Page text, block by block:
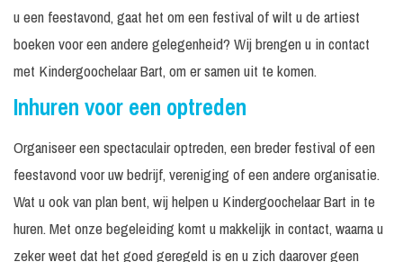
u een feestavond, gaat het om een festival of wilt u de artiest
boeken voor een andere gelegenheid? Wij brengen u in contact
met Kindergoochelaar Bart, om er samen uit te komen.
Inhuren voor een optreden
Organiseer een spectaculair optreden, een breder festival of een
feestavond voor uw bedrijf, vereniging of een andere organisatie.
Wat u ook van plan bent, wij helpen u Kindergoochelaar Bart in te
huren. Met onze begeleiding komt u makkelijk in contact, waarna u
zeker weet dat het goed geregeld is en u zich daarover geen